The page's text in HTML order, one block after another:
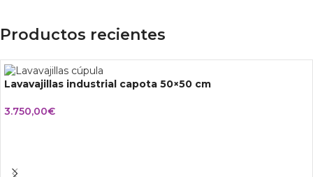
Productos recientes
Lavavajillas industrial capota 50×50 cm
3.750,00€